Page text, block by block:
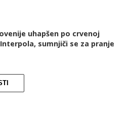
uhapšen po crvenoj
sumnjiči se za pranje